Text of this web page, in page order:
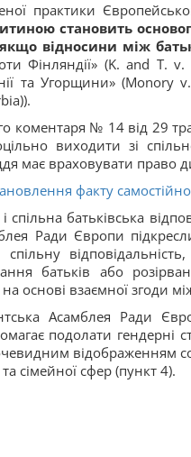
практики
становить
якщо відносини між
Фінляндії» (K. and T.
та Угорщини» (Monory
коментаря № 14 від 29
виходити зі
має враховувати право
факту
і спільна батьківська
Ради Європи
спільну
батьків або
основі взаємної згоди
Асамблея Ради
подолати
відображенням
та сімейної сфер (пункт 4).